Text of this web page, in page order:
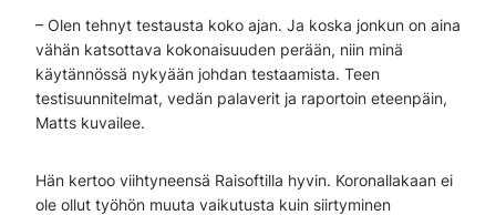
– Olen tehnyt testausta koko ajan. Ja koska jonkun on aina
vähän katsottava kokonaisuuden perään, niin minä
käytännössä nykyään johdan testaamista. Teen
testisuunnitelmat, vedän palaverit ja raportoin eteenpäin,
Matts kuvailee.
Hän kertoo viihtyneensä Raisoftilla hyvin. Koronallakaan ei
ole ollut työhön muuta vaikutusta kuin siirtyminen